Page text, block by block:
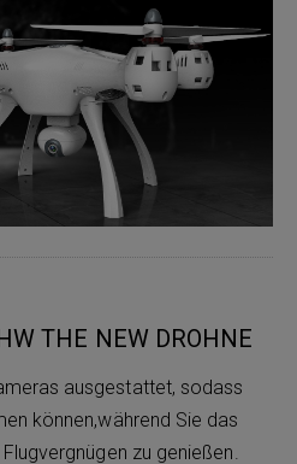
THE NEW DROHNE
ausgestattet, sodass
können,während Sie das
zu genießen.